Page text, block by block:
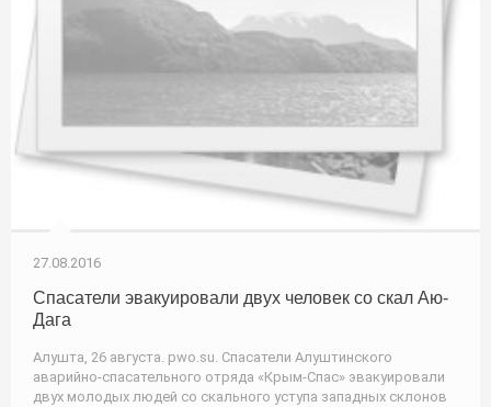
27.08.2016
Спасатели эвакуировали двух человек со скал Аю-
Дага
Алушта, 26 августа. pwo.su. Спасатели Алуштинского
аварийно-спасательного отряда «Крым-Спас» эвакуировали
двух молодых людей со скального уступа западных склонов